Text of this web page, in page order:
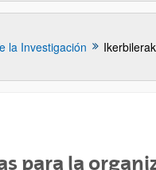
la Investigación
para la